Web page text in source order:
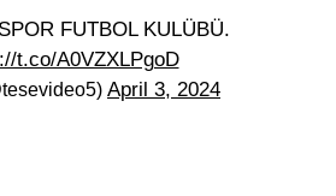
FUTBOL KULÜBÜ.
t.co/A0VZXLPgoD
April 3, 2024